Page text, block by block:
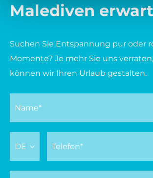
Malediven
Suchen Sie Entspannung pur oder
Momente? Je mehr Sie uns
können wir Ihren Urlaub gestalten.